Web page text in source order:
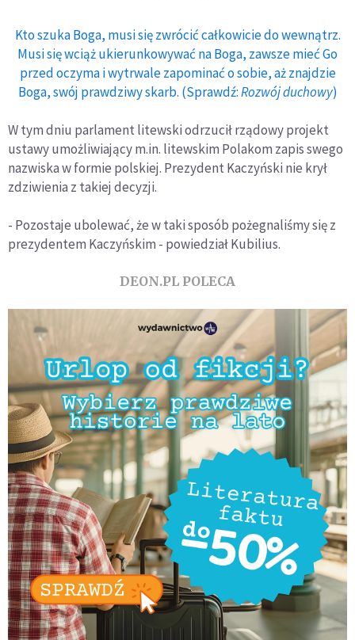
Kto szuka Boga, musi się zwrócić całkowicie do wewnątrz.
Musi się wciąż ukierunkowywać na Boga, zawsze mieć Go
przed oczyma i wytrwale zapominać o sobie, aż znajdzie
Boga, swój prawdziwy skarb. (Sprawdź:Rozwój duchowy)
W tym dniu parlament litewski odrzucił rządowy projekt
ustawy umożliwiający m.in. litewskim Polakom zapis swego
nazwiska w formie polskiej. Prezydent Kaczyński nie krył
zdziwienia z takiej decyzji.
- Pozostaje ubolewać, że w taki sposób pożegnaliśmy się z
prezydentem Kaczyńskim - powiedział Kubilius.
DEON.PL POLECA